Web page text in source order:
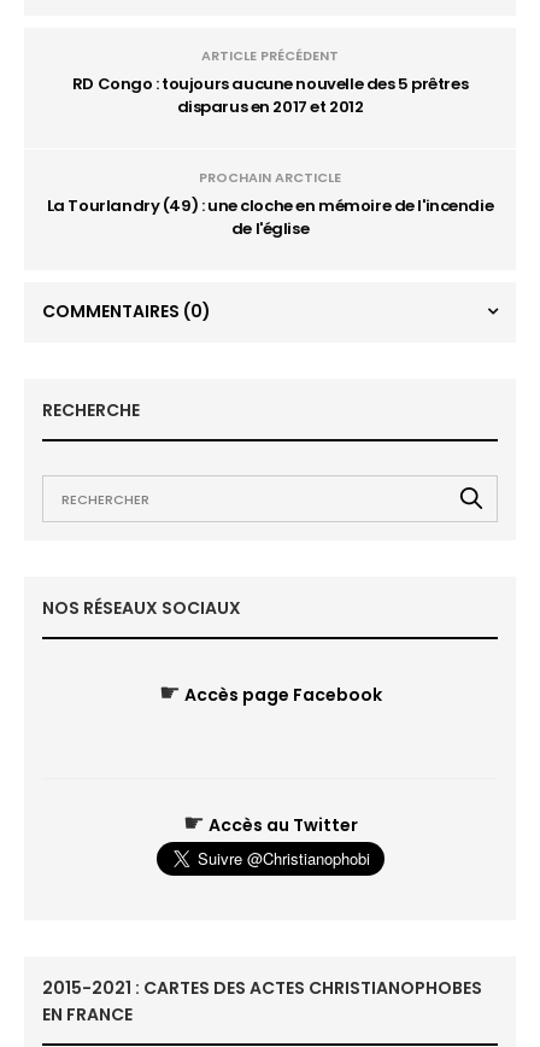
ARTICLE PRÉCÉDENT
RD Congo : toujours aucune nouvelle des 5 prêtres
disparus en 2017 et 2012
PROCHAIN ARCTICLE
La Tourlandry (49) : une cloche en mémoire de l'incendie
de l'église
COMMENTAIRES (0)
RECHERCHE
NOS RÉSEAUX SOCIAUX
☛ Accès page Facebook
☛ Accès au Twitter
2015-2021 : CARTES DES ACTES CHRISTIANOPHOBES
EN FRANCE